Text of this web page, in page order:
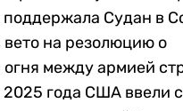
Судан в
на резолюцию о
между армией
2025 года США ввели